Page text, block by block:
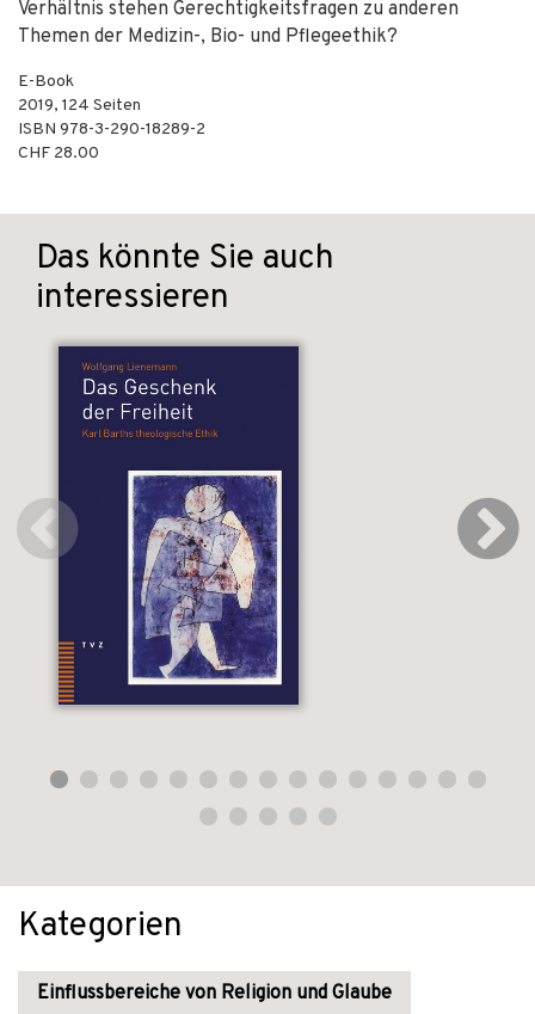
Verhältnis stehen Gerechtigkeitsfragen zu anderen
Themen der Medizin-, Bio- und Pflegeethik?
E-Book
2019, 124 Seiten
ISBN 978-3-290-18289-2
CHF 28.00
Das könnte Sie auch
interessieren
Kategorien
Einflussbereiche von Religion und Glaube